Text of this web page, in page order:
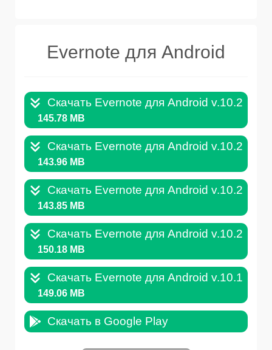
Evernote для Android
Скачать Evernote для Android
145.78 MB
Скачать Evernote для Android
143.96 MB
Скачать Evernote для Android
143.85 MB
Скачать Evernote для Android
150.18 MB
Скачать Evernote для Android
149.06 MB
Скачать в Google Play